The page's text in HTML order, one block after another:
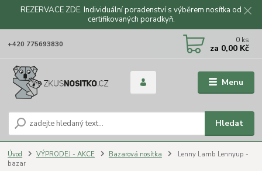
REZERVACE ZDE. Individuální poradenství s výběrem nosítka od
certifikovaných poradkyň.
Menu
Hledat
+420 775693830 0 ks
za 0,00 Kč
Úvod VÝPRODEJ - AKCE Bazarová nosítka
Lenny Lamb Lennyup -
bazar